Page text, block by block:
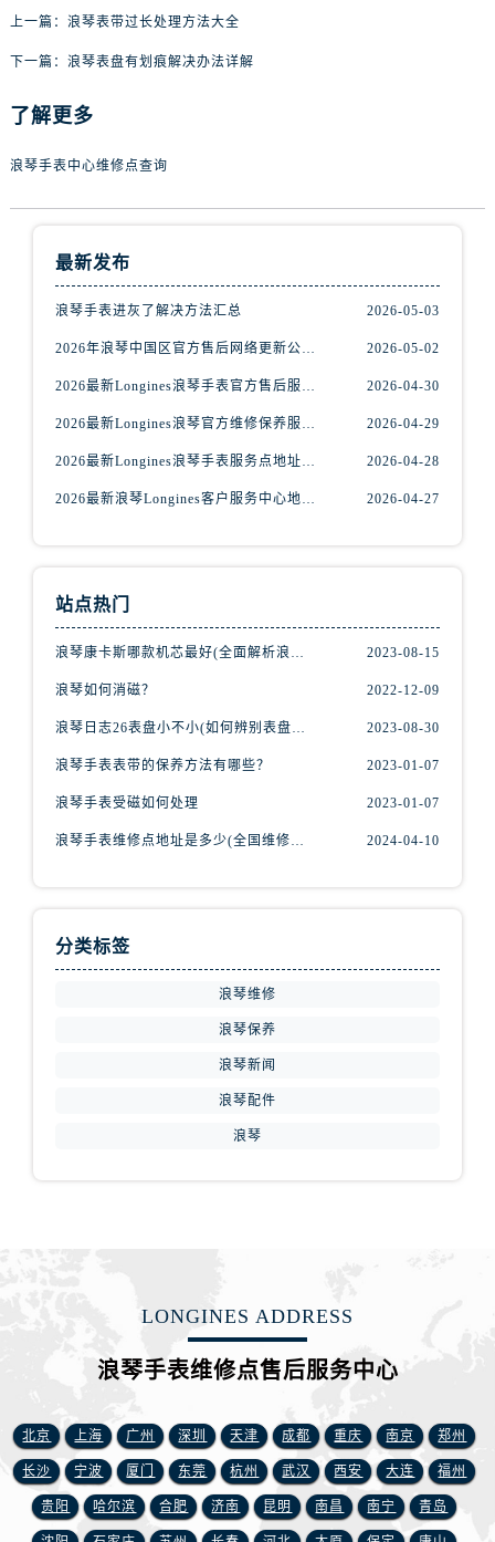
上一篇： 浪琴表带过长处理方法大全
下一篇： 浪琴表盘有划痕解决办法详解
了解更多
浪琴手表中心维修点查询
最新发布
浪琴手表进灰了解决方法汇总 2026-05-03
2026年浪琴中国区官方售后网络更新公告（最新电话及地址） 2026-05-02
2026最新Longines浪琴手表官方售后服务中心网点地址考察报告 2026-04-30
2026最新Longines浪琴官方维修保养服务中心地址实地探访报告 2026-04-29
2026最新Longines浪琴手表服务点地址调研报告 2026-04-28
2026最新浪琴Longines客户服务中心地址实地探访报告 2026-04-27
站点热门
浪琴康卡斯哪款机芯最好(全面解析浪琴康卡斯机芯特点与优劣) 2023-08-15
浪琴如何消磁？ 2022-12-09
浪琴日志26表盘小不小(如何辨别表盘大小) 2023-08-30
浪琴手表表带的保养方法有哪些？ 2023-01-07
浪琴手表受磁如何处理 2023-01-07
浪琴手表维修点地址是多少(全国维修点查询) 2024-04-10
分类标签
浪琴维修
浪琴保养
浪琴新闻
浪琴配件
浪琴
LONGINES ADDRESS
浪琴手表维修点售后服务中心
北京 上海 广州 深圳 天津 成都 重庆 南京 郑州
长沙 宁波 厦门 东莞 杭州 武汉 西安 大连 福州
贵阳 哈尔滨 合肥 济南 昆明 南昌 南宁 青岛